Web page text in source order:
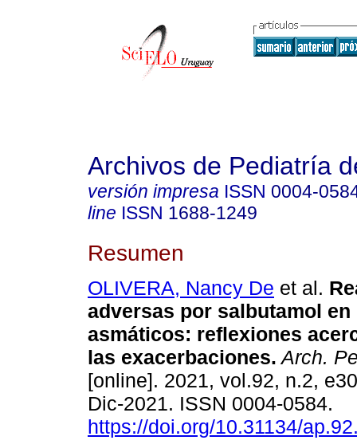
Archivos de Pediatría
versión impresa ISSN 0004-
line ISSN 1688-1249
Resumen
OLIVERA, Nancy De et al.
adversas por salbutamol en
asmáticos: reflexiones
las exacerbaciones. Arch.
[online]. 2021, vol.92, n.2,
Dic-2021. ISSN 0004-0584.
https://doi.org/10.31134/